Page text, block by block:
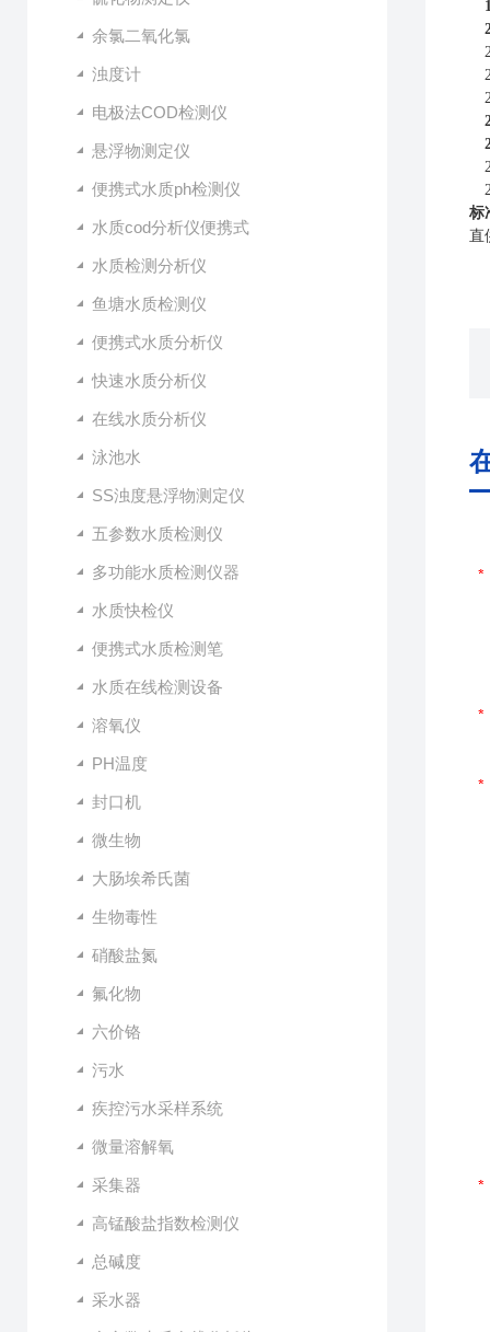
余氯二氧化氯
浊度计
电极法COD检测仪
悬浮物测定仪
便携式水质ph检测仪
水质cod分析仪便携式
水质检测分析仪
鱼塘水质检测仪
便携式水质分析仪
快速水质分析仪
在线水质分析仪
泳池水
SS浊度悬浮物测定仪
五参数水质检测仪
多功能水质检测仪器
水质快检仪
便携式水质检测笔
水质在线检测设备
溶氧仪
PH温度
封口机
微生物
大肠埃希氏菌
生物毒性
硝酸盐氮
氟化物
六价铬
污水
疾控污水采样系统
微量溶解氧
采集器
高锰酸盐指数检测仪
总碱度
采水器
标
直